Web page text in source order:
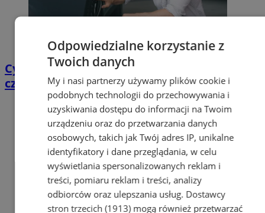
Cyfrowy przegląd przedtrasowy: co mówią
czujniki TPMS i diagnostyka pokładowa?
Odpowiedzialne korzystanie z
Twoich danych
My i nasi partnerzy używamy plików cookie i
podobnych technologii do przechowywania i
uzyskiwania dostępu do informacji na Twoim
urządzeniu oraz do przetwarzania danych
osobowych, takich jak Twój adres IP, unikalne
identyfikatory i dane przeglądania, w celu
wyświetlania spersonalizowanych reklam i
treści, pomiaru reklam i treści, analizy
odbiorców oraz ulepszania usług. Dostawcy
stron trzecich (1913)mogą również przetwarzać